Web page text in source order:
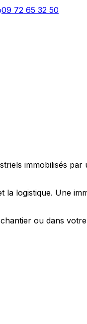
09 72 65 32 50
immobilisés
logistique. Une
ou dans